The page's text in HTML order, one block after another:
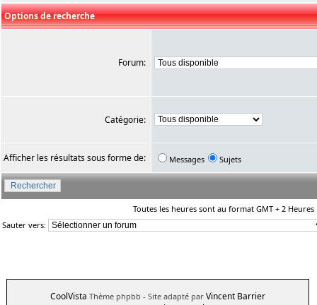
Options de recherche
Forum:
Catégorie:
Afficher les résultats sous forme de: Messages Sujets
Toutes les heures sont au format GMT + 2 Heures
Sauter vers:
CoolVista Thème phpbb - Site adapté par Vincent Barrier